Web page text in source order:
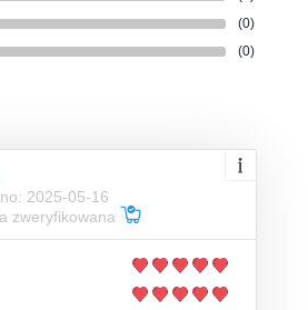
(0)
(0)
2025-05-16
zweryfikowana